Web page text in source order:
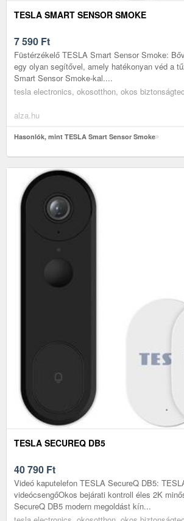
TESLA SMART SENSOR SMOKE
7 590 Ft
Füstérzékelő TESLA Smart Sensor Smoke:
egy olyan segítővel, amely hatékonyan véd a
Smart Sensor Smoke-kal....
tesla electronics, okosotthon, okos
alza.hu
Hasonlók, mint TESLA Smart Sensor Smoke
TESLA SECUREQ DB5
40 790 Ft
Videó kaputelefon TESLA SecureQ DB5:
videócsengőOkos bejárati kontroll éles 2K
SecureQ DB5 modern megoldást kín...